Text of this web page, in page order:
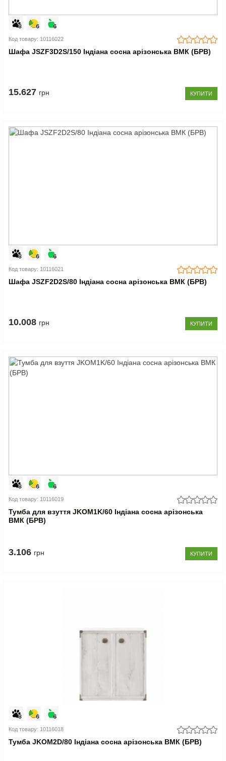
Код товару: 10116022
Шафа JSZF3D2S/150 Індіана сосна арізонська ВМК (БРВ)
15.627 грн КУПИТИ
Код товару: 10116021
Шафа JSZF2D2S/80 Індіана сосна арізонська ВМК (БРВ)
10.008 грн КУПИТИ
Код товару: 10116019
Тумба для взуття JKOM1K/60 Індіана сосна арізонська
ВМК (БРВ)
3.106 грн КУПИТИ
Код товару: 10116018
Тумба JKOM2D/80 Індіана сосна арізонська ВМК (БРВ)